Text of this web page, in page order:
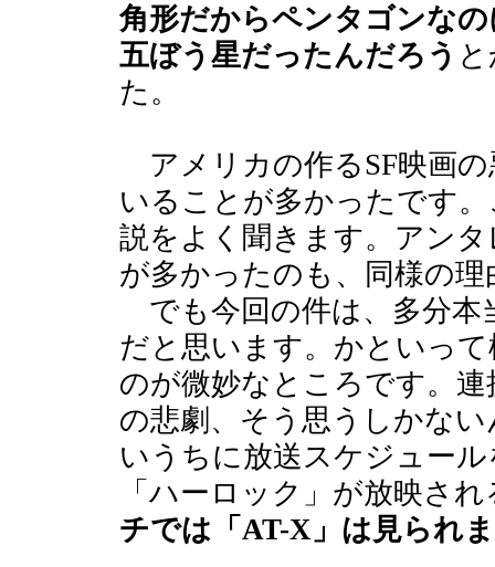
角形だからペンタゴンな
五ぼう星だったんだろう
た。
アメリカの作るSF映画
いることが多かったです
説をよく聞きます。アン
が多かったのも、同様の
でも今回の件は、多分本
だと思います。かといっ
のが微妙なところです。
の悲劇、そう思うしかな
いうちに放送スケジュー
「ハーロック」が放映さ
チでは「AT-X」は見られ